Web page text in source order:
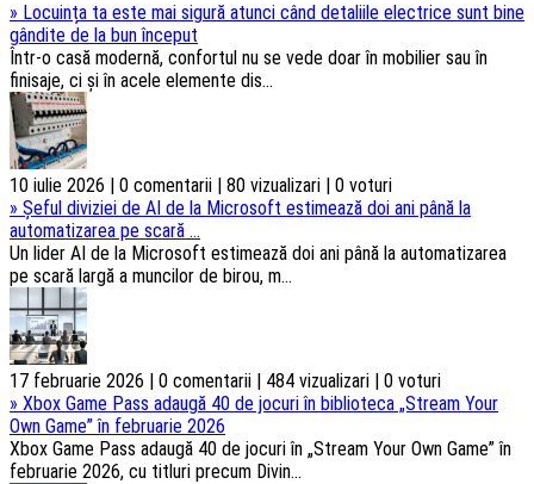
» Locuința ta este mai sigură atunci când detaliile electrice sunt bine
gândite de la bun început
Într-o casă modernă, confortul nu se vede doar în mobilier sau în
finisaje, ci și în acele elemente dis...
10 iulie 2026 | 0 comentarii | 80 vizualizari | 0 voturi
» Șeful diviziei de AI de la Microsoft estimează doi ani până la
automatizarea pe scară ...
Un lider AI de la Microsoft estimează doi ani până la automatizarea
pe scară largă a muncilor de birou, m...
17 februarie 2026 | 0 comentarii | 484 vizualizari | 0 voturi
» Xbox Game Pass adaugă 40 de jocuri în biblioteca „Stream Your
Own Game” în februarie 2026
Xbox Game Pass adaugă 40 de jocuri în „Stream Your Own Game” în
februarie 2026, cu titluri precum Divin...